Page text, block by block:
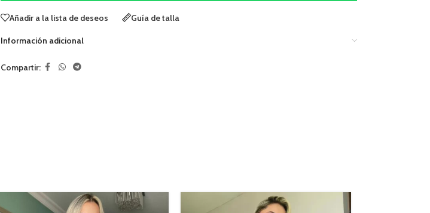
Añadir a la lista de deseos Guía de talla
Información adicional
Compartir: